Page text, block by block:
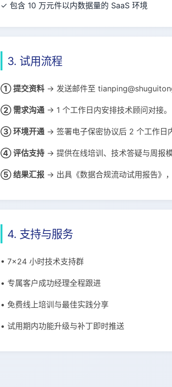
✓ 包含 10 万元件以内数据量的 SaaS 环境
3. 试用流程
① 提交资料 → 发送邮件至
② 需求沟通→ 1 个工作日内安排技术顾问对接。
③ 环境开通→ 签署电子保密协议后 2 个工作日
④ 评估支持 → 提供在线培训、技术答疑与周报模
⑤ 结果汇报 → 出具《数据合规流动试用报告》
4. 支持与服务
• 7×24 小时技术支持群
• 专属客户成功经理全程跟进
• 免费线上培训与最佳实践分享
• 试用期内功能升级与补丁即时推送